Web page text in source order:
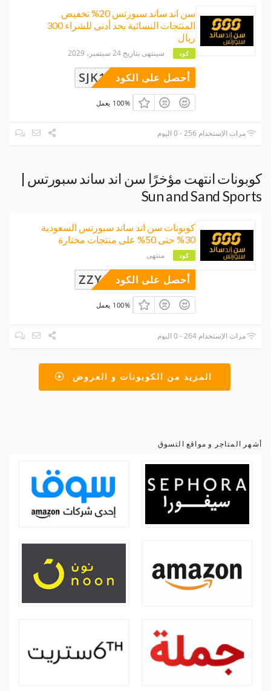
سن اند ساند سبورتس 20% تخفيض
المنتجات النسائية بحد أدنى للشراء 300
ريال
كود سينتهى بتاريخ 24 سبتمبر، 2029
SJK16 أحصل على الكود
100% يعمل
مرات الإستخدام 256 - 0 اليوم
كوبونات انتهت مؤخرًا سن اند ساند سبورتس |
Sun and Sand Sports
كوبونات سن اند ساند سبورتس السعودية
30% حتى 50% على منتجات مختارة
كود منتهى
ZZY63أحصل على الكود
100% يعمل
مرات الإستخدام 264 - 0 اليوم
المزيد من الكوبونات و العروض
أشهر المتاجر و مواقع التسوق